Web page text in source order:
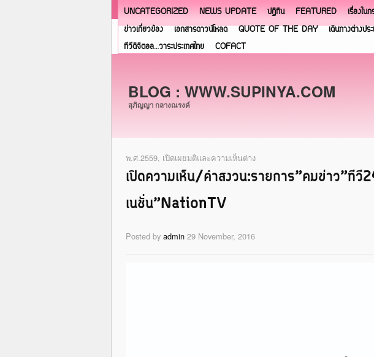
UNCATEGORIZED NEWS UPDATE ปฏิทิน FEATURED เรื่องใน
ข่าวเกี่ยวข้อง
เอกสารดาวน์โหลด QUOTE OF THE DAY เดินทางต่างปร
ทีวีดิจิตอล…วาระประเทศไทย
COFACT
BLOG : WWW.SUPINYA.COM
สุภิญญา กลางณรงค์
พ.ศ.2559, เปิดเผยมติและความเห็นต่าง
เปิดความเห็น/คำสงวน:รายการ”คมข่าว”ทีวี
เนชั่น”NationTV
Posted by admin 29 November, 2016